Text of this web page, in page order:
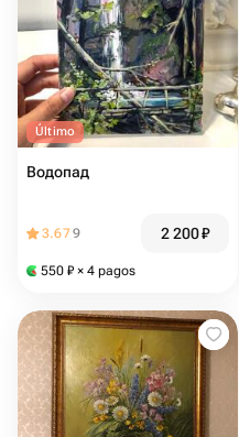
Último
Водопад
3.679 2 200₽
550 ₽ × 4 pagos